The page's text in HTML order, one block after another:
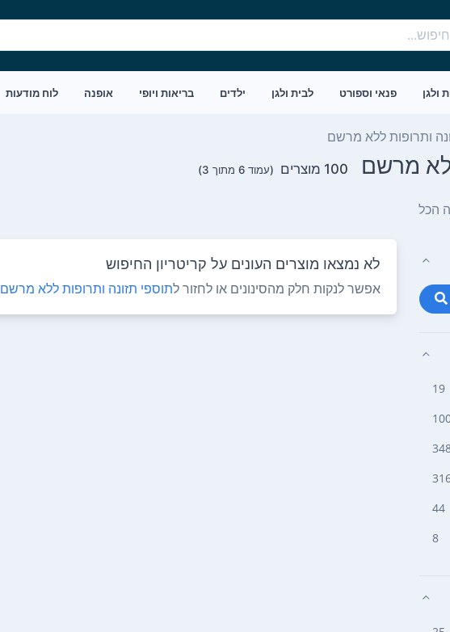
ולגן פנאי וספורט לבית ולגן ילדים בריאות ויופי אופנה לוח מודעות
ותרופות ללא מרשם
מרשם 100 מוצרים (עמוד 6 מתוך 3)
הכל
19
44
8
לא נמצאו מוצרים העונים על קריטריון החיפוש
אפשר לנקות חלק מהסינונים או לחזור לתוספי תזונה ותרופות ללא מרשם